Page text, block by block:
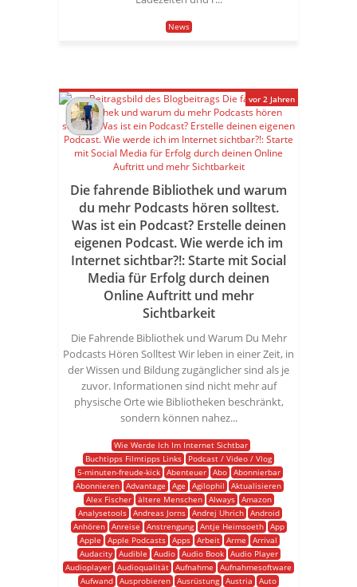
News
Die fahrende Bibliothek und warum
du mehr Podcasts hören solltest.
Was ist ein Podcast? Erstelle deinen
eigenen Podcast. Wie werde ich im
Internet sichtbar?!: Starte mit Social
Media für Erfolg durch deinen
Online Auftritt und mehr
Sichtbarkeit
Die Fahrende Bibliothek und Warum Du Mehr
Podcasts Hören Solltest Wir leben in einer Zeit, in
der Wissen und Bildung zugänglicher sind als je
zuvor. Informationen sind nicht mehr auf
physische Orte wie Bibliotheken beschränkt,
sondern können nahez...
Wie Werde Ich Im Internet Sichtbar
Buchtipps Filmtipps Links
Podcast / Video / Vlog
5-minuten-freude-kick
Abenteuer Abo
Abonnierbar
Abonnieren Advantage Age Agilophil
Aktualisieren
Alex Fischer
ältere Menschen Always
Amazon
Analysetools
Andreas Jorns Andrej Uhrich
Android
Anhören
Anreise Anstrengung Antje Heimsoeth
App
Apple
Apple Podcasts Apps Arbeit Arme
Arrival
Audacity
Audible Audio Audio Book
Audio Player
Audioplayer Audioqualität Aufnahme
Aufnahmesoftware
Aufwand Ausprobieren Ausrüstung Austria
Auto
vor 2 Jahren